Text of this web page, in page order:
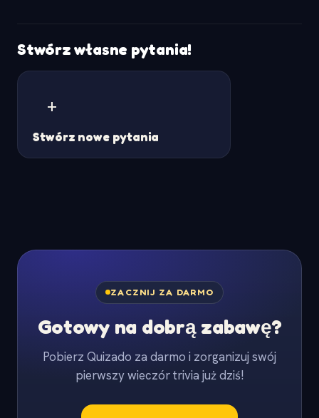
Stwórz własne pytania!
+
Stwórz nowe pytania
ZACZNIJ ZA DARMO
Gotowy na dobrą zabawę?
Pobierz Quizado za darmo i zorganizuj swój
pierwszy wieczór trivia już dziś!